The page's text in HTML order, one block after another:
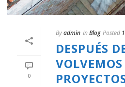
0
Byadmin InBlog Posted
DESPUÉS